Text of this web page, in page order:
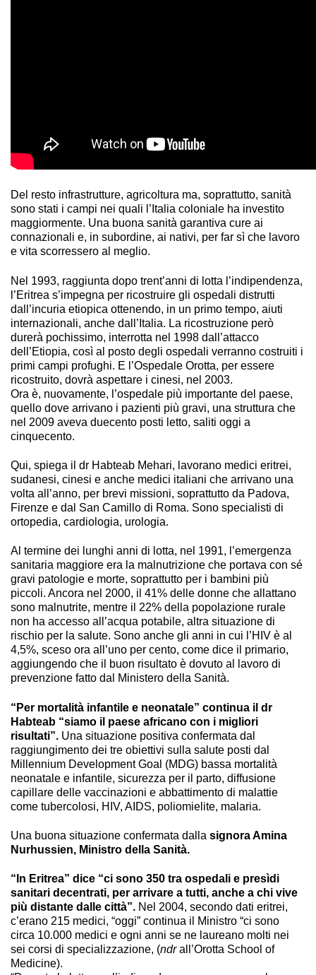
Del resto infrastrutture, agricoltura ma, soprattutto, sanità
sono stati i campi nei quali l’Italia coloniale ha investito
maggiormente. Una buona sanità garantiva cure ai
connazionali e, in subordine, ai nativi, per far sì che lavoro
e vita scorressero al meglio.
Nel 1993, raggiunta dopo trent’anni di lotta l’indipendenza,
l’Eritrea s’impegna per ricostruire gli ospedali distrutti
dall’incuria etiopica ottenendo, in un primo tempo, aiuti
internazionali, anche dall’Italia. La ricostruzione però
durerà pochissimo, interrotta nel 1998 dall’attacco
dell’Etiopia, così al posto degli ospedali verranno costruiti i
primi campi profughi. E l’Ospedale Orotta, per essere
ricostruito, dovrà aspettare i cinesi, nel 2003.
Ora è, nuovamente, l’ospedale più importante del paese,
quello dove arrivano i pazienti più gravi, una struttura che
nel 2009 aveva duecento posti letto, saliti oggi a
cinquecento.
Qui, spiega il dr Habteab Mehari, lavorano medici eritrei,
sudanesi, cinesi e anche medici italiani che arrivano una
volta all’anno, per brevi missioni, soprattutto da Padova,
Firenze e dal San Camillo di Roma. Sono specialisti di
ortopedia, cardiologia, urologia.
Al termine dei lunghi anni di lotta, nel 1991, l’emergenza
sanitaria maggiore era la malnutrizione che portava con sé
gravi patologie e morte, soprattutto per i bambini più
piccoli. Ancora nel 2000, il 41% delle donne che allattano
sono malnutrite, mentre il 22% della popolazione rurale
non ha accesso all’acqua potabile, altra situazione di
rischio per la salute. Sono anche gli anni in cui l’HIV è al
4,5%, sceso ora all’uno per cento, come dice il primario,
aggiungendo che il buon risultato è dovuto al lavoro di
prevenzione fatto dal Ministero della Sanità.
“Per mortalità infantile e neonatale” continua il dr
Habteab “siamo il paese africano con i migliori
risultati”. Una situazione positiva confermata dal
raggiungimento dei tre obiettivi sulla salute posti dal
Millennium Development Goal (MDG) bassa mortalità
neonatale e infantile, sicurezza per il parto, diffusione
capillare delle vaccinazioni e abbattimento di malattie
come tubercolosi, HIV, AIDS, poliomielite, malaria.
Una buona situazione confermata dalla signora Amina
Nurhussien, Ministro della Sanità.
“In Eritrea” dice “ci sono 350 tra ospedali e presìdi
sanitari decentrati, per arrivare a tutti, anche a chi vive
più distante dalle città”. Nel 2004, secondo dati eritrei,
c’erano 215 medici, “oggi” continua il Ministro “ci sono
circa 10.000 medici e ogni anni se ne laureano molti nei
sei corsi di specializzazione, (ndrall’Orotta School of
Medicine).